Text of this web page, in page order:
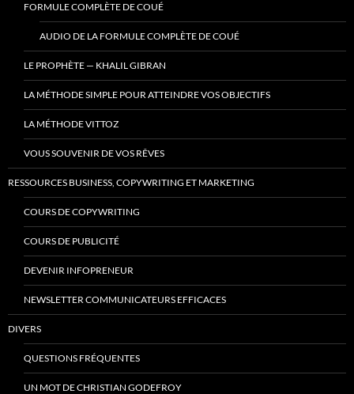
FORMULE COMPLÈTE DE COUÉ
AUDIO DE LA FORMULE COMPLÈTE DE COUÉ
LE PROPHÈTE — KHALIL GIBRAN
LA MÉTHODE SIMPLE POUR ATTEINDRE VOS OBJECTIFS
LA MÉTHODE VITTOZ
VOUS SOUVENIR DE VOS RÊVES
RESSOURCES BUSINESS, COPYWRITING ET MARKETING
COURS DE COPYWRITING
COURS DE PUBLICITÉ
DEVENIR INFOPRENEUR
NEWSLETTER COMMUNICATEURS EFFICACES
DIVERS
QUESTIONS FRÉQUENTES
UN MOT DE CHRISTIAN GODEFROY